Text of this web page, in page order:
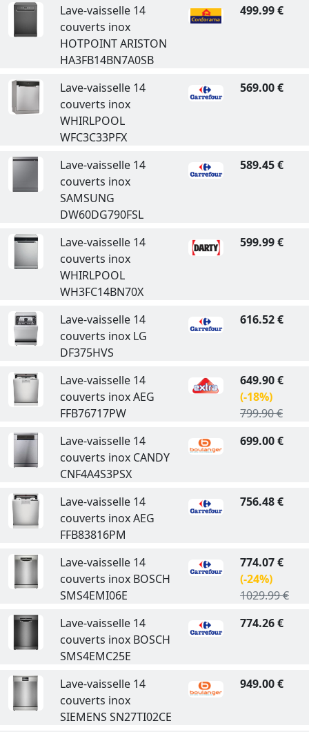
Lave-vaisselle 14
couverts inox
HOTPOINT ARISTON
HA3FB14BN7A0SB
499.99 €
Lave-vaisselle 14
couverts inox
WHIRLPOOL
WFC3C33PFX
569.00 €
Lave-vaisselle 14
couverts inox
SAMSUNG
DW60DG790FSL
589.45 €
Lave-vaisselle 14
couverts inox
WHIRLPOOL
WH3FC14BN70X
599.99 €
Lave-vaisselle 14
couverts inox LG
DF375HVS
616.52 €
Lave-vaisselle 14
couverts inox AEG
FFB76717PW
649.90 €
(-18%)
799.90 €
Lave-vaisselle 14
couverts inox CANDY
CNF4A4S3PSX
699.00 €
Lave-vaisselle 14
couverts inox AEG
FFB83816PM
756.48 €
Lave-vaisselle 14
couverts inox BOSCH
SMS4EMI06E
774.07 €
(-24%)
1029.99 €
Lave-vaisselle 14
couverts inox BOSCH
SMS4EMC25E
774.26 €
Lave-vaisselle 14
couverts inox
SIEMENS SN27TI02CE
949.00 €